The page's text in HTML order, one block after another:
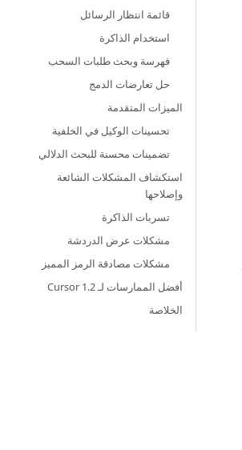
قائمة انتظار الرسائل
استخدام الذاكرة
فهرسة وبحث طلبات السحب
حل تعارضات الدمج
الميزات المتقدمة
تحسينات الوكيل في الخلفية
تضمينات محسنة للبحث الدلالي
استكشاف المشكلات الشائعة
وإصلاحها
تسربات الذاكرة
مشكلات عرض الدردشة
مشكلات مصادقة الرمز المميز
أفضل الممارسات لـ Cursor 1.2
الخلاصة